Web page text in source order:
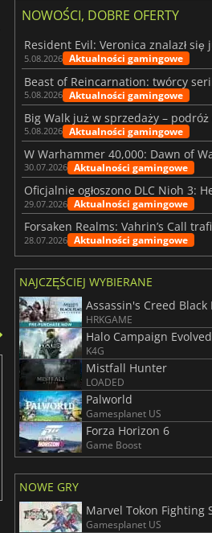
NOWOŚCI, DOBRE OFERTY
5.08.2026 Aktualności gamingowe
5.08.2026 Aktualności gamingowe
5.08.2026 Aktualności gamingowe
30.07.2026 Aktualności gamingowe
Oficjalnie ogłoszono DLC Nioh 3:
29.07.2026 Aktualności gamingowe
28.07.2026 Aktualności gamingowe
NAJCZĘŚCIEJ WYBIERANE
HRKGAME
Halo Campaign Evolved
K4G
Mistfall Hunter
LOADED
Palworld
Gamesplanet US
Forza Horizon 6
Game Boost
NOWE GRY
Marvel Tokon Fighting
Gamesplanet US